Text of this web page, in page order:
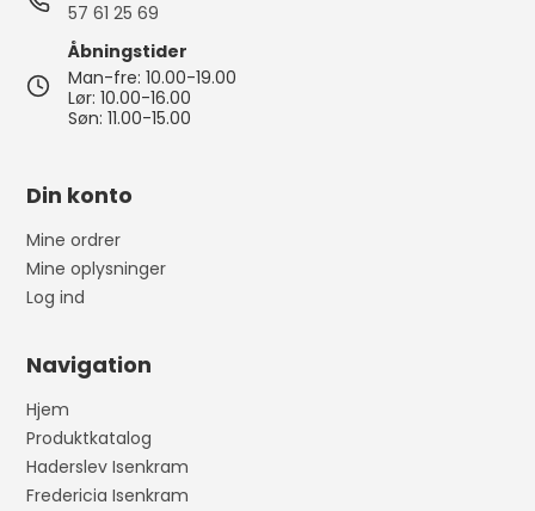
57 61 25 69
Åbningstider
Man-fre: 10.00-19.00
Lør: 10.00-16.00
Søn: 11.00-15.00
Din konto
Mine ordrer
Mine oplysninger
Log ind
Navigation
Hjem
Produktkatalog
Haderslev Isenkram
Fredericia Isenkram